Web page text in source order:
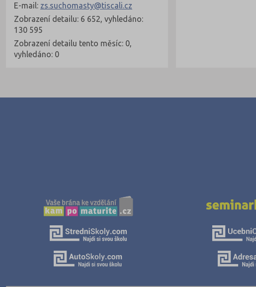
E-mail: zs.suchomasty@tiscali.cz
Zobrazení detailu: 6 652, vyhledáno:
130 595
Zobrazení detailu tento měsíc: 0,
vyhledáno: 0